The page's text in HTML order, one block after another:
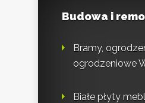
Budowa i
Bramy,
ogrodzeniowe
Białe płyty